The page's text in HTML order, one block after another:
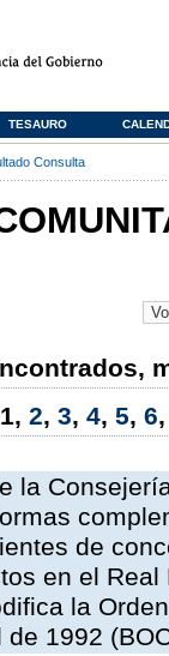
TESAURO
Consulta
1, 2, 3, 4, 5, 6
la
de
en el
la
1992